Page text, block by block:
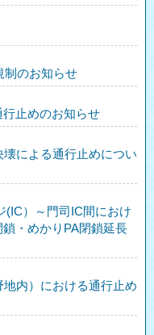
制のお知らせ
止めのお知らせ
による通行止めについ
(IC）～門司IC間におけ
・めかりPA閉鎖延長
内）における通行止め